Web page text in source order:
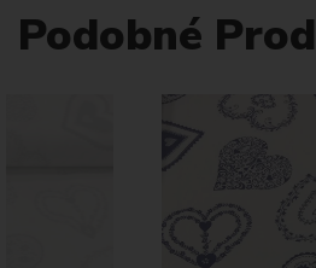
Podobné